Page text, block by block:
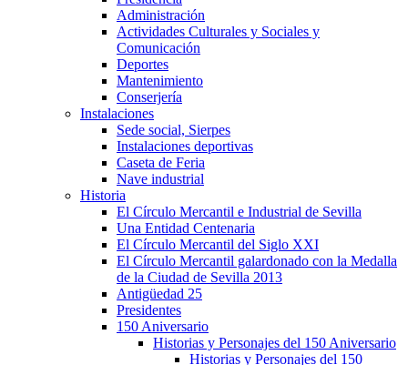
Administración
Actividades Culturales y Sociales y
Comunicación
Deportes
Mantenimiento
Conserjería
Instalaciones
Sede social, Sierpes
Instalaciones deportivas
Caseta de Feria
Nave industrial
Historia
El Círculo Mercantil e Industrial de Sevilla
Una Entidad Centenaria
El Círculo Mercantil del Siglo XXI
El Círculo Mercantil galardonado con la Medalla
de la Ciudad de Sevilla 2013
Antigüedad 25
Presidentes
150 Aniversario
Historias y Personajes del 150 Aniversario
Historias y Personajes del 150